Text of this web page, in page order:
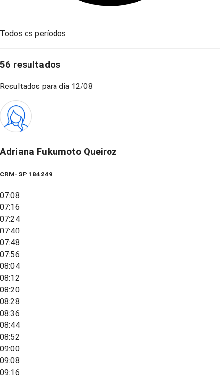
Todos os períodos
56 resultados
Resultados para dia 12/08
Adriana Fukumoto Queiroz
CRM-SP 184249
07:08
07:16
07:24
07:40
07:48
07:56
08:04
08:12
08:20
08:28
08:36
08:44
08:52
09:00
09:08
09:16